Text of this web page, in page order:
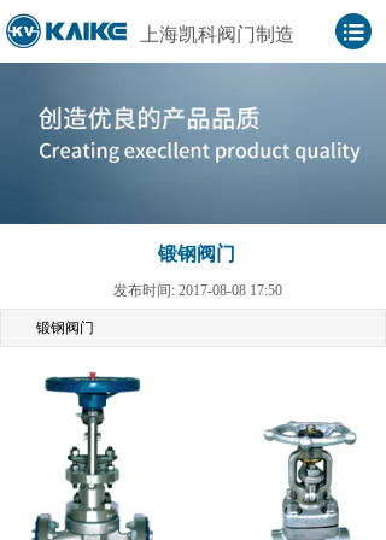
上海凯科阀门制造
锻钢阀门
发布时间: 2017-08-08 17:50
锻钢阀门